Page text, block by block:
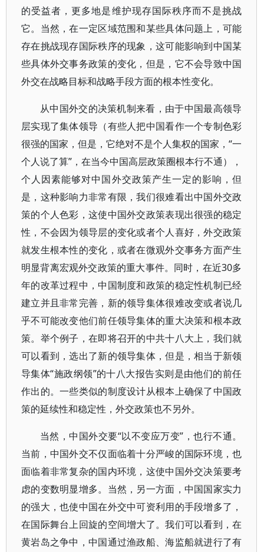
的受益者，更多地是维护现存国际秩序而不是挑战
它。当然，在一定区域范围和某些具体问题上，可能
存在挑战现存国际秩序的现象，这可能影响到中国某
些具体外交事务政策的变化，但是，它不会导致中国
外交在战略目标和战略手段方面的根本性变化。
从中国外交的决策机制来看，由于中国最高领导
层实现了集体领导（有些人把中国看作一个专制色彩
很强的国家，但是，它绝对不是个人集权的国家，“一
个人说了算”，在当今中国高层政策圈根本行不通），
个人因素能够对中国外交政策产生一定的影响，但
是，这种影响力非常有限，我们很难看出中国外交政
策的个人色彩，这使中国外交政策表现出很强的稳定
性，不会因为领导层的变化或者个人喜好，外交政策
就发生根本性的变化，或者在微观外交事务方面产生
明显背离宏观外交政策的重大事件。同时，在近30多
年的改革过程中，中国制度和政策的稳定性机制已经
建立并且非常完善，新的领导集体很难改变或者说几
乎不可能改变他们前任领导集体的重大决策和根本政
策。举个例子，在即将召开的中共十八大上，我们就
可以看到，选出了新的领导集体，但是，相当于新领
导集体“施政纲领”的十八大报告实则是由他们的前任
作出的。一些类似的制度设计从根本上确保了中国政
策的延续性和稳定性，外交政策也不另外。
当然，中国外交要“以不变应万变”，也行不通。
当前，中国外交不仅面临着十分严峻的国际环境，也
面临着非常复杂的国内环境，这使中国外交决策要考
虑的变数明显增多。当然，另一方面，中国国家实力
的强大，也使中国在外交中可资利用的手段增多了，
在国际舞台上回旋的空间增大了。我们可以看到，在
黄岩岛之争中，中国通过渔政船、海监船就进行了有